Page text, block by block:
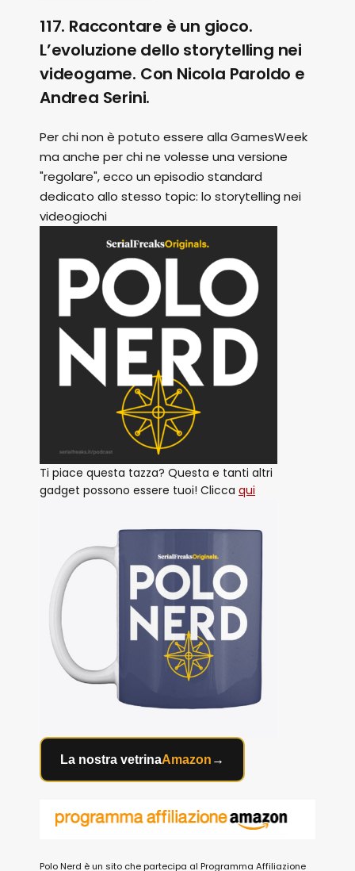
117. Raccontare è un gioco.
L’evoluzione dello storytelling nei
videogame. Con Nicola Paroldo e
Andrea Serini.
Per chi non è potuto essere alla GamesWeek
ma anche per chi ne volesse una versione
"regolare", ecco un episodio standard
dedicato allo stesso topic: lo storytelling nei
videogiochi
Ti piace questa tazza? Questa e tanti altri
gadget possono essere tuoi! Clicca qui
La nostra vetrinaAmazon →
Polo Nerd è un sito che partecipa al Programma Affiliazione